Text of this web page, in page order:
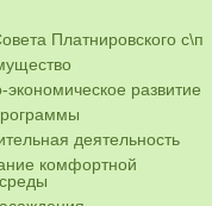
Платнировского с\п
развитие
деятельность
комфортной